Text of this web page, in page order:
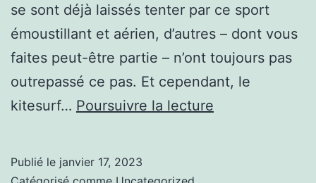
se sont déjà laissés tenter par ce sport
émoustillant et aérien, d’autres – dont vous
faites peut-être partie – n’ont toujours pas
outrepassé ce pas. Et cependant, le
kitesurf… Poursuivre la lecture
Publié le janvier 17, 2023